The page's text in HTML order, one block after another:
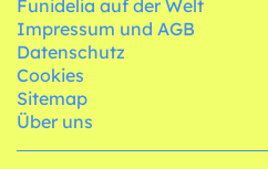
Funidelia auf der Welt
Impressum und AGB
Datenschutz
Cookies
Sitemap
Über uns